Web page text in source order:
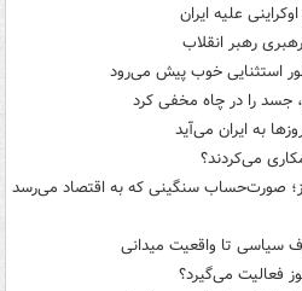
علیه ایران
استثنایی خوب پیش می‌رود
را در چاه مخفی کرد
به ایران می‌آید
می‌کردند؟
صورت‌حساب سنگینی که به اقتصاد می‌رسد
سیاسی تا واقعیت میدانی
فعالیت می‌گیرد؟